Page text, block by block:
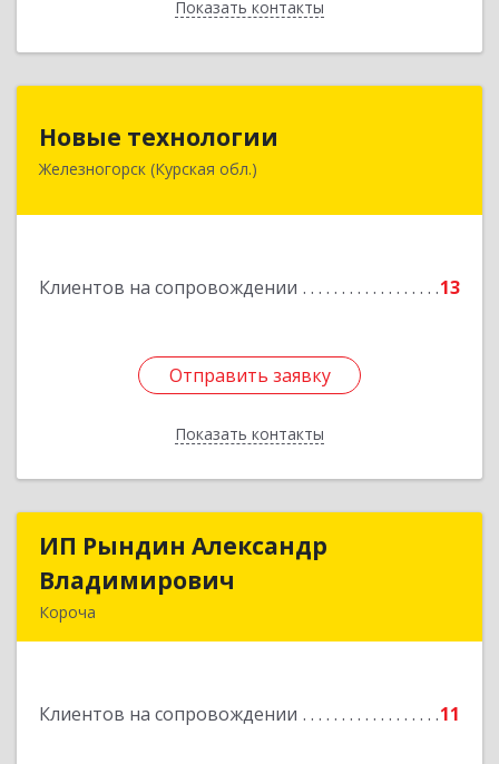
Показать контакты
Назад
Новые технологии
Железногорск (Курская обл.)
Клиентов на сопровождении 13
Отправить заявку
Показать контакты
307170, Курская обл, Железногорский р-н,
Подробнее
Отправить заявку
Назад
ИП Рындин Александр
Владимирович
Короча
Клиентов на сопровождении 11
ИП Рындин Александр
Подробнее